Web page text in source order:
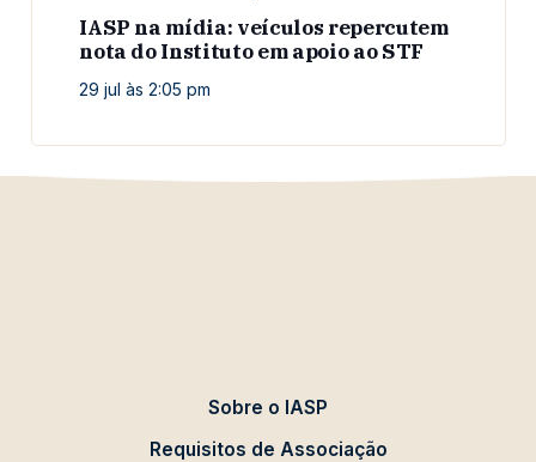
IASP na mídia: veículos repercutem
nota do Instituto em apoio ao STF
29 jul às 2:05 pm
Sobre o IASP
Requisitos de Associação